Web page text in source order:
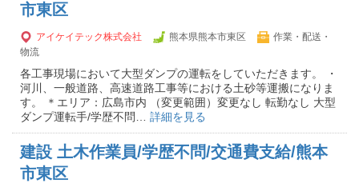
市東区
アイケイテック株式会社 熊本県熊本市東区
作業・配送・
物流
各工事現場において大型ダンプの運転をしていただきます。 ・
河川、一般道路、高速道路工事等における土砂等運搬になりま
す。 ＊エリア：広島市内 （変更範囲）変更なし 転勤なし 大型
ダンプ運転手/学歴不問… 詳細を見る
建設 土木作業員/学歴不問/交通費支給/熊本
市東区